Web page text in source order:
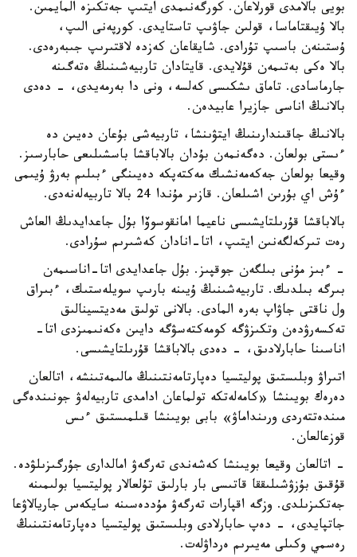
بويى بالامدى قورلاعان. كورگەنىمدى ايتىپ جەتكىزە المايمىن.
بالا ۇيىقتاماسا، قولىن جاۋىپ تاستايدى. كورپەنى الىپ،
ۇستىنەن باسىپ تۇرادى. شايقاعان كەزدە لاقتىرىپ جىبەرەدى.
بالا ەكى بەتىمەن قۇلايدى. قايتادان تاربيەشىنىڭ ەتەگىنە
جارماسادى. تاماق ىشكىسى كەلسە، ونى دا بەرمەيدى، - دەدى
بالانىڭ اناسى جازيرا عابيدەن.
بالانىڭ جاقىندارىنىڭ ايتۋىنشا، تاربيەشى بۇعان دەيىن دە
ءىستى بولعان. دەگەنمەن بۇدان بالاباقشا باسشىلىعى حابارسىز.
وقيعا بولعان جەكەمەنشىك مەكتەپكە دەيىنگى ءبىلىم بەرۋ ۇيىمى
ءۇش اي بۇرىن اشىلعان. قازىر مۇندا 24 بالا تاربيەلەنەدى.
بالاباقشا قۇرىلتايشىسى ناعيما امانقوسوۆا بۇل جاعدايدىڭ العاش
رەت تىركەلگەنىن ايتىپ، اتا-انادان كەشىرىم سۇرادى.
- ءبىز مۇنى بىلگەن جوقپىز. بۇل جاعدايدى اتا-اناسىمەن
بىرگە بىلدىك. تاربيەشىنىڭ ۇيىنە بارىپ سويلەستىك، ءبىراق
ول ناقتى جاۋاپ بەرە المادى. بالانى تولىق مەديتسينالىق
تەكسەرۋدەن وتكىزۋگە كومەكتەسۋگە دايىن ەكەنىمىزدى اتا-
اناسىنا حابارلادىق، - دەدى بالاباقشا قۇرىلتايشىسى.
اتىراۋ وبلىستىق پوليتسيا دەپارتامەنتىنىڭ مالىمەتىنشە، اتالعان
دەرەك بويىنشا «كامەلەتكە تولماعان ادامدى تاربيەلەۋ جونىندەگى
مىندەتتەردى ورىنداماۋ» بابى بويىنشا قىلمىستىق ءىس
قوزعالعان.
- اتالعان وقيعا بويىنشا كەشەندى تەرگەۋ امالدارى جۇرگىزىلۋدە.
قۇقىق بۇزۋشىلىققا قاتىسى بار بارلىق تۇلعالار پوليتسيا بولىمىنە
جەتكىزىلدى. وزگە اقپارات تەرگەۋ مۇددەسىنە سايكەس جاريالاۋعا
جاتپايدى، - دەپ حابارلادى وبلىستىق پوليتسيا دەپارتامەنتىنىڭ
رەسمي وكىلى مەيىرىم ەرداۋلەت.